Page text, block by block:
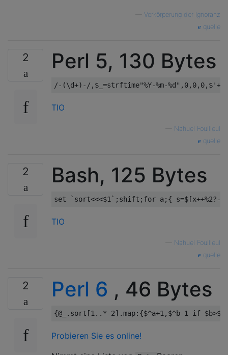
Verkörperung der Ignoranz
quelle
2 Perl 5, 130 Bytes
TIO
Nahuel Fouilleul
quelle
2 Bash, 125 Bytes
TIO
Nahuel Fouilleul
quelle
2 Perl 6 , 46 Bytes
{@_ . sort [1. .*-2].map:{$^a+1 , $^b-1 if $b>$a
Probieren Sie es online!